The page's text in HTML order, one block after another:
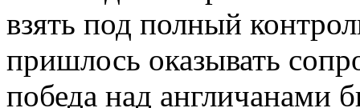
взять под полный
пришлось оказывать
победа над англичанами